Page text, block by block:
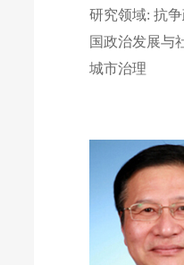
研究领域: 抗
国政治发展与
城市治理